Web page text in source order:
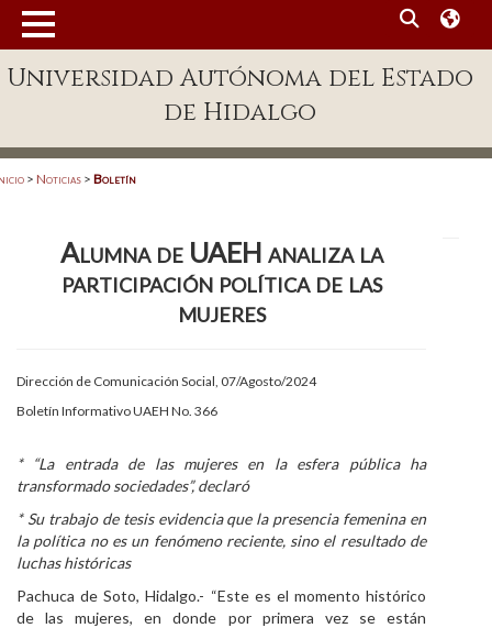
Enlaces
Patronato
Acreditación Internacional
Aspirantes
Personal
Alumni
Visitantes
Universidad Autónoma del Estado
de Hidalgo
> Noticias > Boletín
Alumna de UAEH analiza la
participación política de las
mujeres
Dirección de Comunicación Social, 07/Agosto/2024
Boletín Informativo UAEH No. 366
* “La entrada de las mujeres en la esfera pública ha
transformado sociedades”, declaró
* Su trabajo de tesis evidencia que la presencia femenina en
la política no es un fenómeno reciente, sino el resultado de
luchas históricas
Pachuca de Soto, Hidalgo.- “Este es el momento histórico
de las mujeres, en donde por primera vez se están